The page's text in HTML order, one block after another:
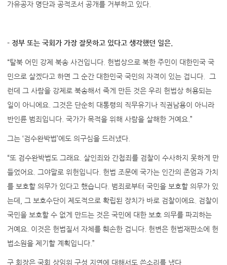
가유공자 명단과 공적조서 공개를 거부하고 있다.
- 정부 또는 국회가 가장 잘못하고 있다고 생각했던 일은.
“탈북 어민 강제 북송 사건입니다. 헌법상으로 북한 주민이 대한민국 국
민으로 살겠다고 하면 그 순간 대한민국 국민의 자격이 있는 겁니다. 그
런데 그 사람을 강제로 북송해서 죽게 만든 것은 우리 헌법상 허용되는
일이 아니에요. 그것은 단순히 대통령의 직무유기나 직권남용이 아니라
반인륜 범죄입니다. 국가가 목적을 위해 사람을 살해한 거예요.”
그는 ‘검수완박법’에도 의구심을 드러냈다.
“또 검수완박법도 그래요. 살인죄와 간첩죄를 검찰이 수사하지 못하게 만
들었어요. 그야말로 위헌입니다. 헌법 조문에 국가는 인간의 존엄과 가치
를 보호할 의무가 있다고 했습니다. 범죄로부터 국민을 보호할 의무가 있
는데, 그 보호수단이 제도적으로 확립된 장치가 바로 검찰이에요. 검찰이
국민을 보호할 수 없게 만드는 것은 국민에 대한 보호 의무를 파괴하는
거예요. 이것은 헌법질서 자체를 훼손한 겁니다. 헌변은 헌법재판소에 헌
법소원을 제기할 계획입니다.”
구 회장은 국회 상임위 구성 지연에 대해서도 쓴소리를 냈다